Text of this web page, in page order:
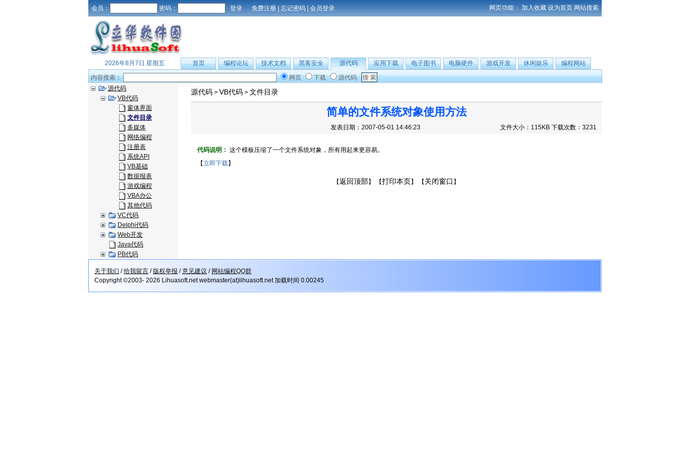
会员： 密码： 免费注册 | 忘记密码 | 会员登录 网页功能： 加入收藏 设为首页 网站搜索
2026年8月7日 星期五 首页 编程论坛 技术文档 黑客安全 源代码 应用下载 电子图书 电脑硬件 游戏开发 休闲娱乐
编程网站
内容搜索：
网页 下载
源代码
源代码
VB代码
窗体界面
文件目录
多媒体
网络编程
注册表
系统API
VB基础
数据报表
游戏编程
VBA办公
其他代码
VC代码
Delphi代码
Web开发
Java代码
PB代码
源代码 > VB代码 > 文件目录
简单的文件系统对象使用方法
发表日期：2007-05-01 14:46:23 文件大小：115KB 下载次数：3231
代码说明： 这个模板压缩了一个文件系统对象，所有用起来更容易。
【立即下载】
【返回顶部】 【打印本页】 【 关闭窗口 】
关于我们 /给我留言 /版权举报 /意见建议 / 网站编程QQ群
Copyright ©2003- 2026 Lihuasoft.net webmaster(at)lihuasoft.net 加载时间 0.00245